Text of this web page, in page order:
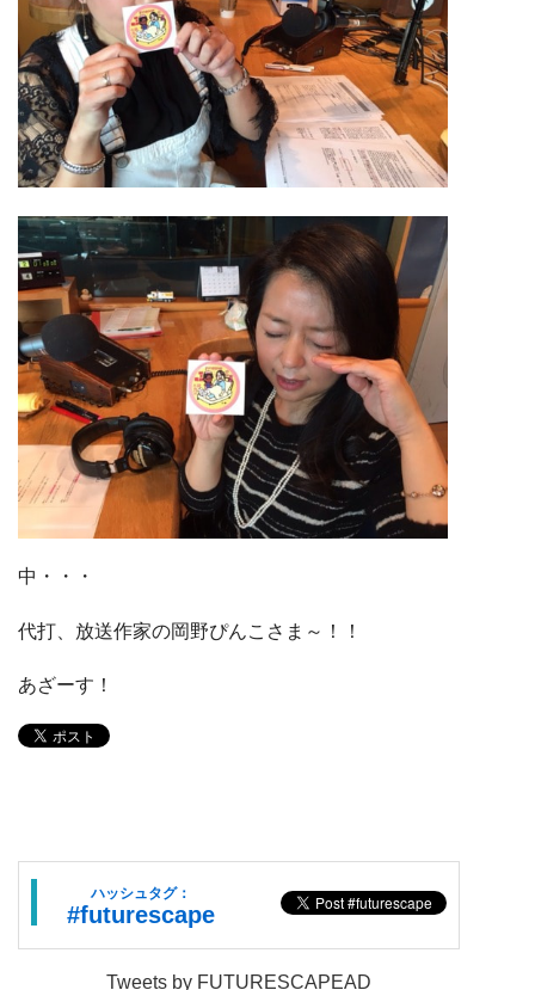
中・・・
代打、放送作家の岡野ぴんこさま～！！
あざーす！
ハッシュタグ：
#futurescape
Tweets by FUTURESCAPEAD